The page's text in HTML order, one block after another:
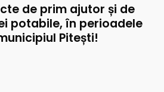
de prim ajutor și de
potabile, în perioadele
Pitești!